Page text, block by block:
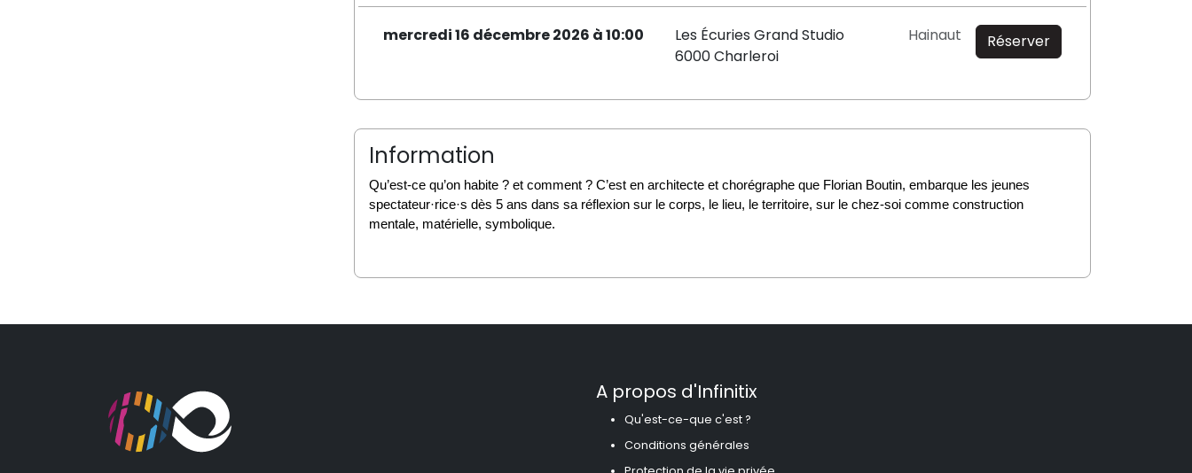
mercredi 16 décembre 2026 à 10:00
Les Écuries Grand Studio
6000 Charleroi
Hainaut Réserver
Information
Qu’est-ce qu’on habite ? et comment ? C’est en architecte et chorégraphe que Florian Boutin, embarque les jeunes
spectateur·rice·s dès 5 ans dans sa réflexion sur le corps, le lieu, le territoire, sur le chez-soi comme construction
mentale, matérielle, symbolique.
A propos d'Infinitix
Qu'est-ce-que c'est ?
Conditions générales